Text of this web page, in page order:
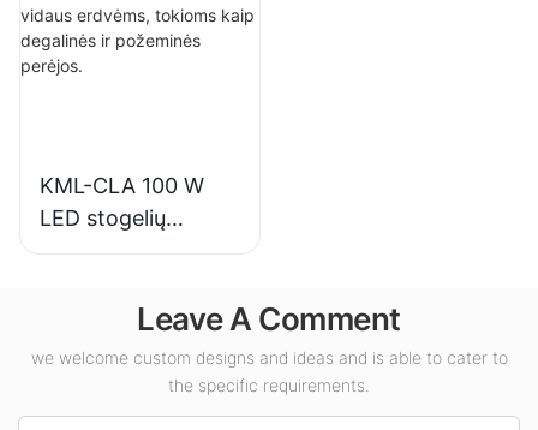
sandėliams ir
kitoms patalpų
KML-CLA 100 W
LED stogelių
šviestuvų tiekėjas
tokioms kaip
degalinės ir
požeminės perėjos.
Leave A Comment
we welcome custom designs and ideas and is able to cater to
the specific requirements.